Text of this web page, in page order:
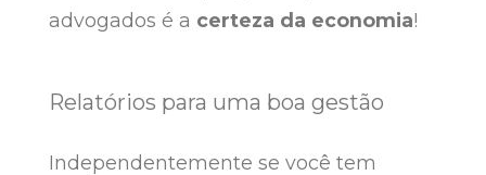
advogados é a certeza da economia!
Relatórios para uma boa gestão
Independentemente se você tem